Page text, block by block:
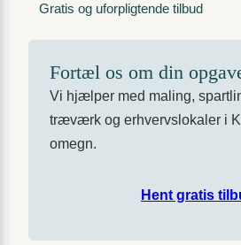
Gratis og uforpligtende tilbud
Fortæl os om din
Vi hjælper med maling,
træværk og erhvervslokaler i
omegn.
Hent gratis